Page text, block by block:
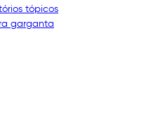
tópicos
garganta